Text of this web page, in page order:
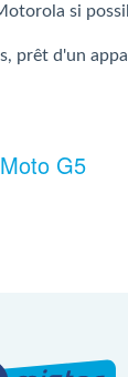
si
prêt d'un
G5